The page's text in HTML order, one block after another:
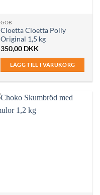
GOB
Cloetta Cloetta Polly
Original 1,5 kg
350,00 DKK
LÄGG TILL I VARUKORG